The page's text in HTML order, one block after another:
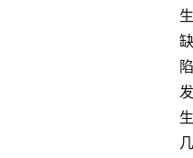
生
缺
陷
发
生
几